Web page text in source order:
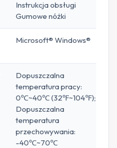
Instrukcja obsługi
Gumowe nóżki
Microsoft® Windows®
Dopuszczalna
temperatura pracy:
0℃~40℃ (32℉~104℉);
Dopuszczalna
temperatura
przechowywania:
-40℃~70℃